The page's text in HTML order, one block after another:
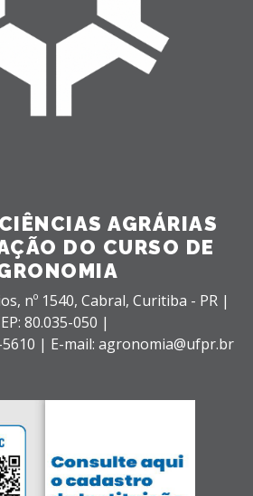
AGRÁRIAS
DO CURSO DE
nº 1540, Cabral, Curitiba - PR |
80.035-050 |
| E-mail: agronomia@ufpr.br